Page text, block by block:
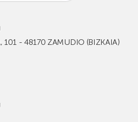
101 - 48170 ZAMUDIO (BIZKAIA)